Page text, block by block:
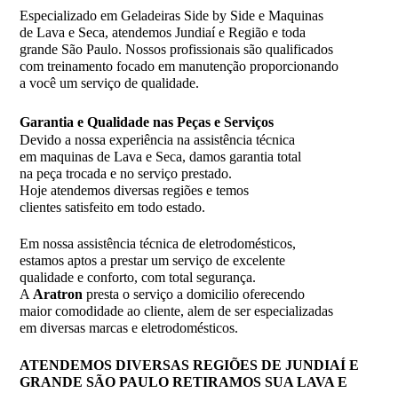
Especializado em Geladeiras Side by Side e Maquinas
de Lava e Seca, atendemos Jundiaí e Região e toda
grande São Paulo. Nossos profissionais são qualificados
com treinamento focado em manutenção proporcionando
a você um serviço de qualidade.
Garantia e Qualidade nas Peças e Serviços
Devido a nossa experiência na assistência técnica
em maquinas de Lava e Seca, damos garantia total
na peça trocada e no serviço prestado.
Hoje atendemos diversas regiões e temos
clientes satisfeito em todo estado.
Em nossa assistência técnica de eletrodomésticos,
estamos aptos a prestar um serviço de excelente
qualidade e conforto, com total segurança.
AAratron presta o serviço a domicilio oferecendo
maior comodidade ao cliente, alem de ser especializadas
em diversas marcas e eletrodomésticos.
ATENDEMOS DIVERSAS REGIÕES DE JUNDIAÍ E
GRANDE SÃO PAULO RETIRAMOS SUA LAVA E